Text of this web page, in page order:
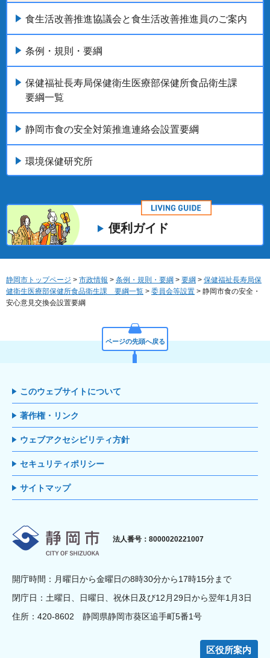
食生活改善推進協議会と食生活改善推進員のご案内
条例・規則・要綱
保健福祉長寿局保健衛生医療部保健所食品衛生課
要綱一覧
静岡市食の安全対策推進連絡会設置要綱
環境保健研究所
便利ガイド
静岡市トップページ > 市政情報 > 条例・規則・要綱 > 要綱 > 保健福祉長寿局保
健衛生医療部保健所食品衛生課 要綱一覧 > 委員会等設置 > 静岡市食の安全・
安心意見交換会設置要綱
ページの先頭へ戻る
このウェブサイトについて
著作権・リンク
ウェブアクセシビリティ方針
セキュリティポリシー
サイトマップ
静岡市
法人番号：8000020221007
開庁時間：月曜日から金曜日の8時30分から17時15分まで
閉庁日：土曜日、日曜日、祝休日及び12月29日から翌年1月3日
住所：420-8602 静岡県静岡市葵区追手町5番1号
区役所案内